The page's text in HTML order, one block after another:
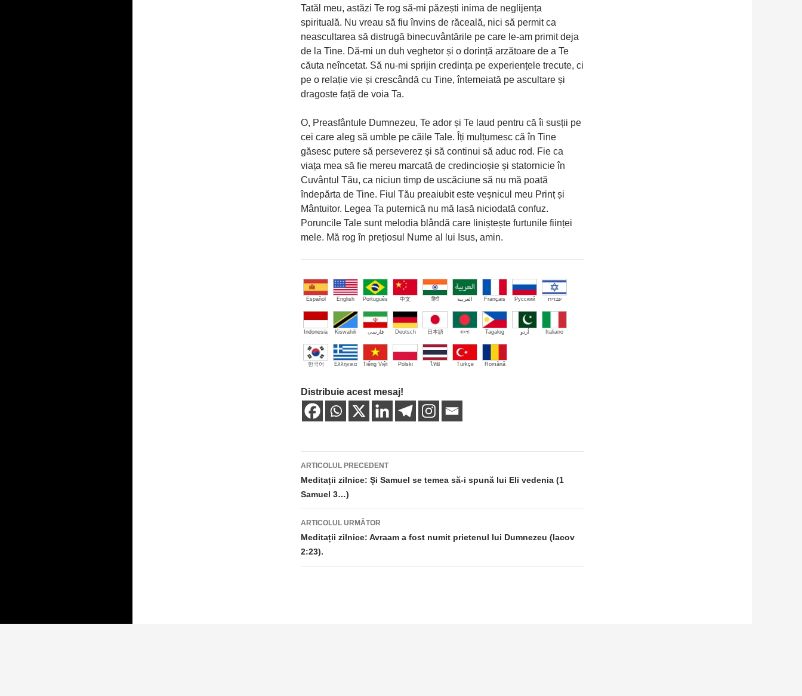
Tatăl meu, astăzi Te rog să-mi păzești inima de neglijența
spirituală. Nu vreau să fiu învins de răceală, nici să permit ca
neascultarea să distrugă binecuvântările pe care le-am primit deja
de la Tine. Dă-mi un duh veghetor și o dorință arzătoare de a Te
căuta neîncetat. Să nu-mi sprijin credința pe experiențele trecute, ci
pe o relație vie și crescândă cu Tine, întemeiată pe ascultare și
dragoste față de voia Ta.
O, Preasfântule Dumnezeu, Te ador și Te laud pentru că îi susții pe
cei care aleg să umble pe căile Tale. Îți mulțumesc că în Tine
găsesc putere să perseverez și să continui să aduc rod. Fie ca
viața mea să fie mereu marcată de credincioșie și statornicie în
Cuvântul Tău, ca niciun timp de uscăciune să nu mă poată
îndepărta de Tine. Fiul Tău preaiubit este veșnicul meu Prinț și
Mântuitor. Legea Ta puternică nu mă lasă niciodată confuz.
Poruncile Tale sunt melodia blândă care liniștește furtunile ființei
mele. Mă rog în prețiosul Nume al lui Isus, amin.
Español English Português 中文 हिंदी العربية Français Русский עברית
Indonesia Kiswahili فارسی Deutsch 日本語 বাংলা Tagalog اُردو Italiano
한국어 Ελληνικά Tiếng Việt Polski ไทย Türkçe Română
Distribuie acest mesaj!
Navigare
în
articole
ARTICOLUL PRECEDENT
Meditații zilnice: Și Samuel se temea să-i spună lui Eli vedenia (1
Samuel 3…)
ARTICOLUL URMĂTOR
Meditații zilnice: Avraam a fost numit prietenul lui Dumnezeu (Iacov
2:23).